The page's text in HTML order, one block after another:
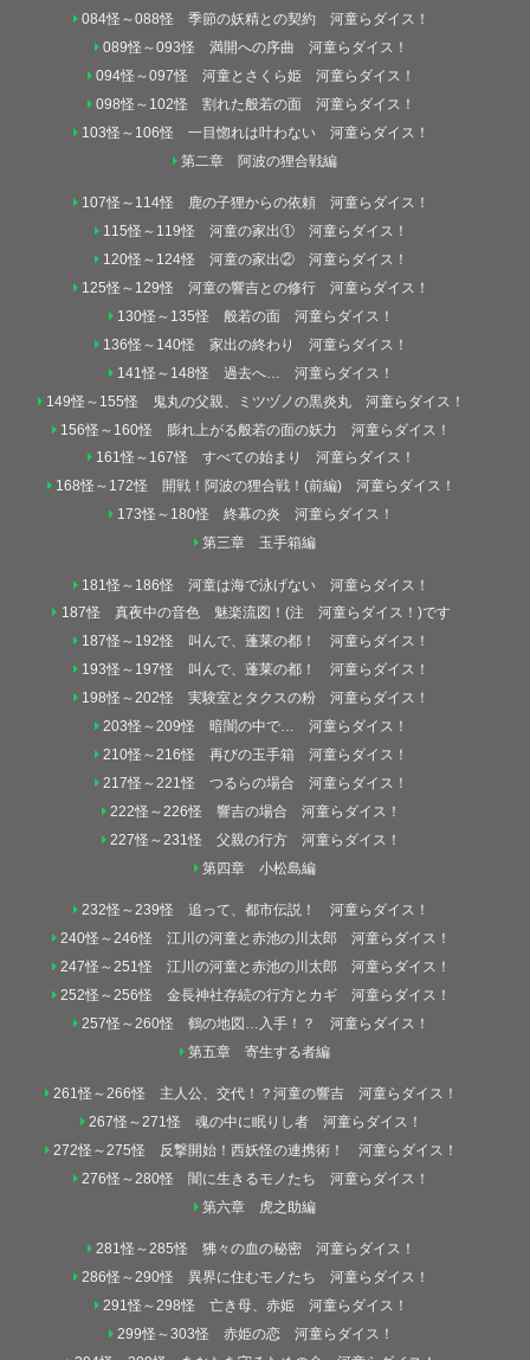
084怪～088怪 季節の妖精との契約 河童らダイス！
089怪～093怪 満開への序曲 河童らダイス！
094怪～097怪 河童とさくら姫 河童らダイス！
098怪～102怪 割れた般若の面 河童らダイス！
103怪～106怪 一目惚れは叶わない 河童らダイス！
第二章 阿波の狸合戦編
107怪～114怪 鹿の子狸からの依頼 河童らダイス！
115怪～119怪 河童の家出① 河童らダイス！
120怪～124怪 河童の家出② 河童らダイス！
125怪～129怪 河童の響吉との修行 河童らダイス！
130怪～135怪 般若の面 河童らダイス！
136怪～140怪 家出の終わり 河童らダイス！
141怪～148怪 過去へ… 河童らダイス！
149怪～155怪 鬼丸の父親、ミツヅノの黒炎丸 河童らダイス！
156怪～160怪 膨れ上がる般若の面の妖力 河童らダイス！
161怪～167怪 すべての始まり 河童らダイス！
168怪～172怪 開戦！阿波の狸合戦！(前編) 河童らダイス！
173怪～180怪 終幕の炎 河童らダイス！
第三章 玉手箱編
181怪～186怪 河童は海で泳げない 河童らダイス！
187怪 真夜中の音色 魅楽流図！(注 河童らダイス！)です
187怪～192怪 叫んで、蓬莱の都！ 河童らダイス！
193怪～197怪 叫んで、蓬莱の都！ 河童らダイス！
198怪～202怪 実験室とタクスの粉 河童らダイス！
203怪～209怪 暗闇の中で… 河童らダイス！
210怪～216怪 再びの玉手箱 河童らダイス！
217怪～221怪 つるらの場合 河童らダイス！
222怪～226怪 響吉の場合 河童らダイス！
227怪～231怪 父親の行方 河童らダイス！
第四章 小松島編
232怪～239怪 追って、都市伝説！ 河童らダイス！
240怪～246怪 江川の河童と赤池の川太郎 河童らダイス！
247怪～251怪 江川の河童と赤池の川太郎 河童らダイス！
252怪～256怪 金長神社存続の行方とカギ 河童らダイス！
257怪～260怪 鶴の地図…入手！？ 河童らダイス！
第五章 寄生する者編
261怪～266怪 主人公、交代！？河童の響吉 河童らダイス！
267怪～271怪 魂の中に眠りし者 河童らダイス！
272怪～275怪 反撃開始！西妖怪の連携術！ 河童らダイス！
276怪～280怪 闇に生きるモノたち 河童らダイス！
第六章 虎之助編
281怪～285怪 狒々の血の秘密 河童らダイス！
286怪～290怪 異界に住むモノたち 河童らダイス！
291怪～298怪 亡き母、赤姫 河童らダイス！
299怪～303怪 赤姫の恋 河童らダイス！